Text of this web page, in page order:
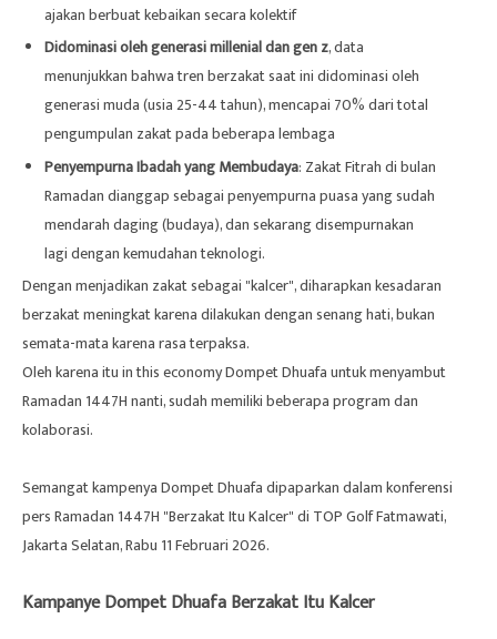
ajakan berbuat kebaikan secara kolektif
Didominasi oleh generasi millenial dan gen z, data
menunjukkan bahwa tren berzakat saat ini didominasi oleh
generasi muda (usia 25-44 tahun), mencapai 70% dari total
pengumpulan zakat pada beberapa lembaga
Penyempurna Ibadah yang Membudaya: Zakat Fitrah di bulan
Ramadan dianggap sebagai penyempurna puasa yang sudah
mendarah daging (budaya), dan sekarang disempurnakan
lagi dengan kemudahan teknologi.
Dengan menjadikan zakat sebagai "kalcer", diharapkan kesadaran
berzakat meningkat karena dilakukan dengan senang hati, bukan
semata-mata karena rasa terpaksa.
Oleh karena itu in this economy Dompet Dhuafa untuk menyambut
Ramadan 1447H nanti, sudah memiliki beberapa program dan
kolaborasi.
Semangat kampenya Dompet Dhuafa dipaparkan dalam konferensi
pers Ramadan 1447H "Berzakat Itu Kalcer" di TOP Golf Fatmawati,
Jakarta Selatan, Rabu 11 Februari 2026.
Kampanye Dompet Dhuafa Berzakat Itu Kalcer